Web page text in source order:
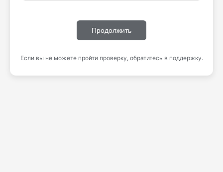
Продолжить
Если вы не можете пройти проверку, обратитесь в поддержку.